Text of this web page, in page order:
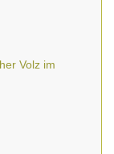
Volz im